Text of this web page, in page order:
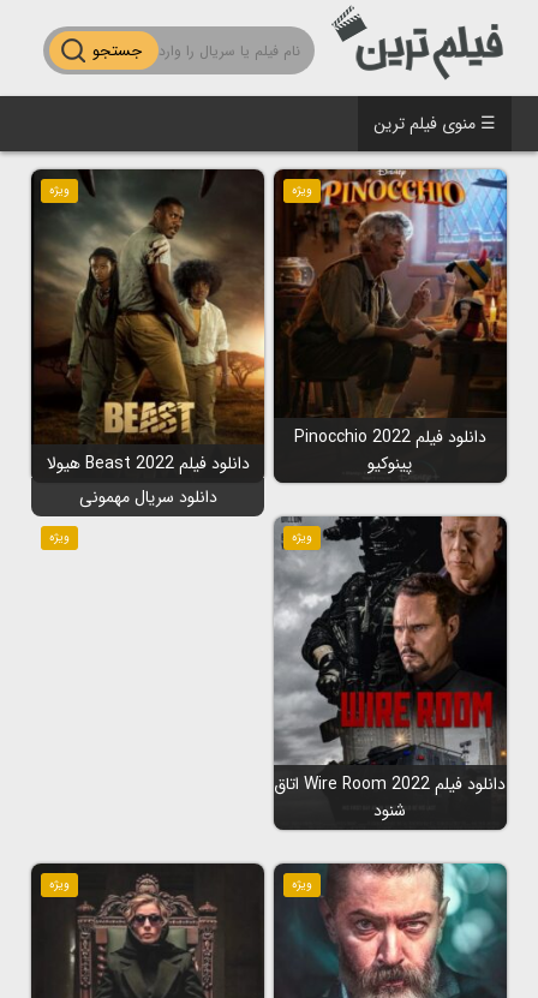
جستجو
☰ منوی فیلم ترین
ویژه
دانلود فیلم Pinocchio 2022
پینوکیو
ویژه
دانلود فیلم Beast 2022 هیولا
ویژه
دانلود فیلم Wire Room 2022 اتاق
شنود
ویژه
دانلود سریال مهمونی
ویژه ویژه